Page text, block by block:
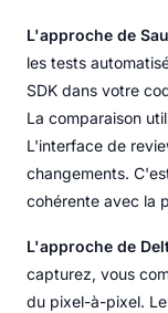
L'approche de
les tests
SDK dans votre
La comparaison
L'interface de
changements.
cohérente avec la
L'approche de
capturez, vous
du pixel-à-pixel.